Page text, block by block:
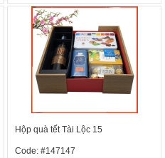
Hộp quà tết Tài Lộc 15
Code: #147147